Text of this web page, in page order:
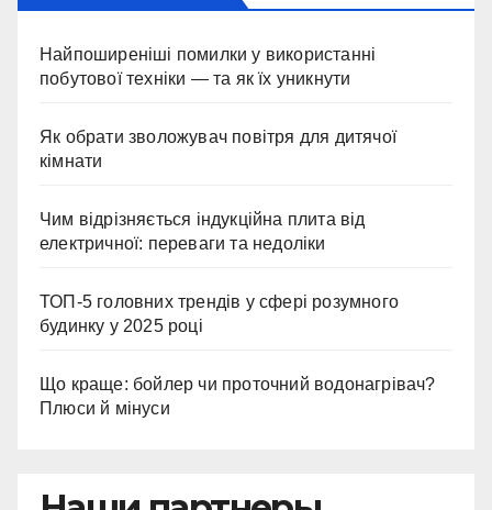
Найпоширеніші помилки у використанні
побутової техніки — та як їх уникнути
Як обрати зволожувач повітря для дитячої
кімнати
Чим відрізняється індукційна плита від
електричної: переваги та недоліки
ТОП-5 головних трендів у сфері розумного
будинку у 2025 році
Що краще: бойлер чи проточний водонагрівач?
Плюси й мінуси